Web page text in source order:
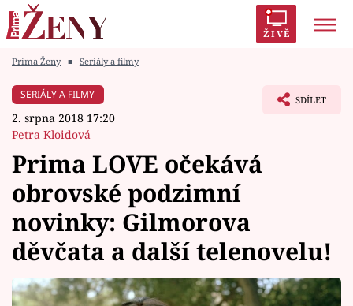
ŽIVĚ
Módní alarm
Témata
Celebrity
Vztahy
Prima Ženy ■ Seriály a filmy
SERIÁLY A FILMY
2. srpna 2018 17:20
Petra Kloidová
SDÍLET
Prima LOVE očekává
obrovské podzimní
novinky: Gilmorova
děvčata a další telenovelu!